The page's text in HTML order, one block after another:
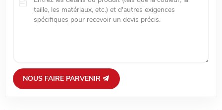
NOUS FAIRE PARVENIR